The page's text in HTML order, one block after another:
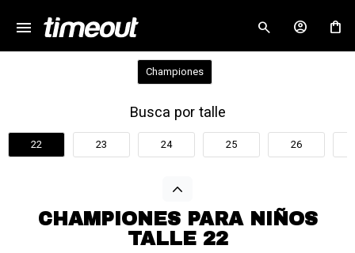
menu
Championes
Busca por talle
22 23 24 25 26
CHAMPIONES PARA NIÑOS
TALLE 22